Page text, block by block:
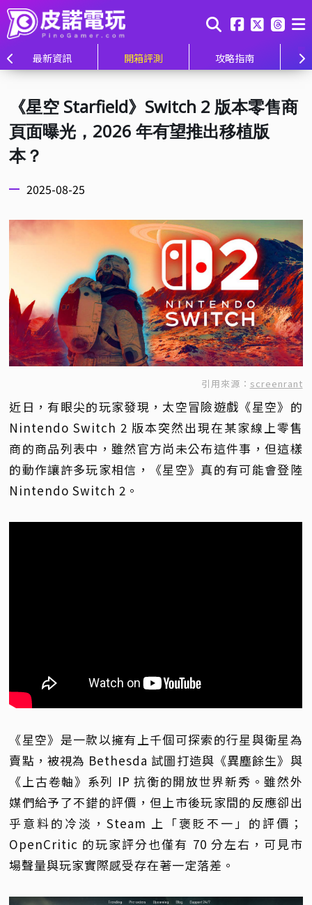
最新資訊 開箱評測 攻略指南
《星空 Starfield》Switch 2 版本零售商
頁面曝光，2026 年有望推出移植版
本？
2025-08-25
引用來源： screenrant
近日，有眼尖的玩家發現，太空冒險遊戲《星空》的
Nintendo Switch 2 版本突然出現在某家線上零售
商的商品列表中，雖然官方尚未公布這件事，但這樣
的動作讓許多玩家相信，《星空》真的有可能會登陸
Nintendo Switch 2。
《星空》是一款以擁有上千個可探索的行星與衛星為
賣點，被視為 Bethesda 試圖打造與《異塵餘生》與
《上古卷軸》系列 IP 抗衡的開放世界新秀。雖然外
媒們給予了不錯的評價，但上市後玩家間的反應卻出
乎意料的冷淡，Steam 上「褒貶不一」的評價；
OpenCritic 的玩家評分也僅有 70 分左右，可見市
場聲量與玩家實際感受存在著一定落差。